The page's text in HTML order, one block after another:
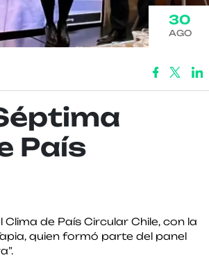
30
AGO
País
de País Circular Chile, con la
quien formó parte del panel